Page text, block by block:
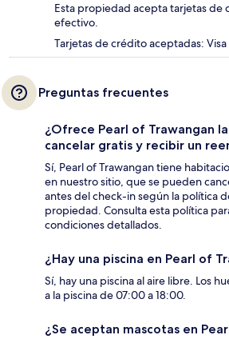
Esta propiedad acepta tarjetas de
efectivo.
Tarjetas de crédito aceptadas:
Preguntas frecuentes
¿Ofrece Pearl of Trawangan
cancelar gratis y recibir un
Sí, Pearl of Trawangan tiene
en nuestro sitio, que se pueden
antes del check-in según la política
propiedad. Consulta esta política
condiciones detallados.
¿Hay una piscina en Pearl of
Sí, hay una piscina al aire libre. Los
a la piscina de 07:00 a 18:00.
¿Se aceptan mascotas en